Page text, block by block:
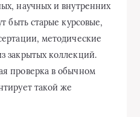
научных и внутренних
быть старые курсовые,
методические
закрытых коллекций.
проверка в обычном
такой же